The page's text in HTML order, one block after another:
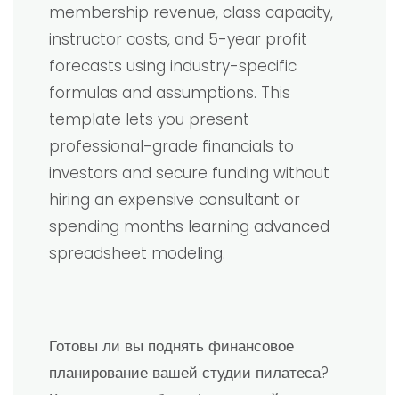
membership revenue, class capacity,
instructor costs, and 5-year profit
forecasts using industry-specific
formulas and assumptions. This
template lets you present
professional-grade financials to
investors and secure funding without
hiring an expensive consultant or
spending months learning advanced
spreadsheet modeling.
Готовы ли вы поднять финансовое
планирование вашей студии пилатеса?